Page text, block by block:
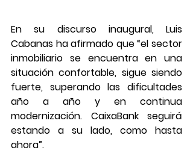
En su discurso inaugural, Luis
Cabanas ha afirmado que “el sector
inmobiliario se encuentra en una
situación confortable, sigue siendo
fuerte, superando las dificultades
año a año y en continua
modernización. CaixaBank seguirá
estando a su lado, como hasta
ahora”.